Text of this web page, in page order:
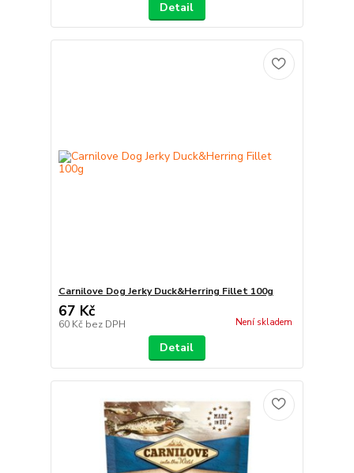
Detail
Carnilove Dog Jerky Duck&Herring Fillet 100g
67 Kč
60 Kč bez DPH Není skladem
Detail